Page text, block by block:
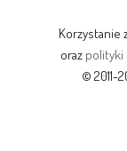
Korzystanie
oraz polityki
© 2011-